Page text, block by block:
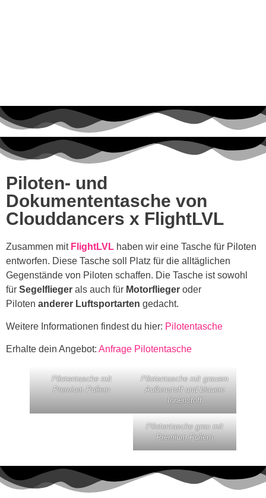
Piloten- und
Dokumententasche von
Clouddancers x FlightLVL
Zusammen mit FlightLVL haben wir eine Tasche für Piloten
entworfen. Diese Tasche soll Platz für die alltäglichen
Gegenstände von Piloten schaffen. Die Tasche ist sowohl
für Segelflieger als auch für Motorflieger oder
Piloten anderer Luftsportarten gedacht.
Weitere Informationen findest du hier: Pilotentasche
Erhalte dein Angebot: Anfrage Pilotentasche
Pilotentasche mit
Premium Pullern
Pilotentasche mit grauem
Außenstoff und blauem
Innenstoff
Pilotentasche grau mit
Premium Pullern